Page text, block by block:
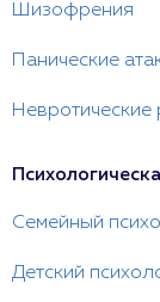
Шизофрения
Панические
Невротические
Семейный
Детский